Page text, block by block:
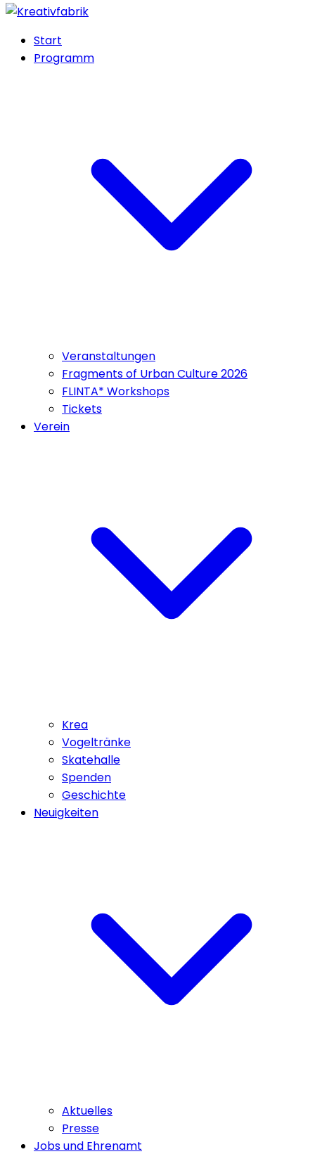
Start
Programm
Veranstaltungen
Fragments of Urban Culture 2026
FLINTA* Workshops
Tickets
Verein
Krea
Vogeltränke
Skatehalle
Spenden
Geschichte
Neuigkeiten
Aktuelles
Presse
Jobs und Ehrenamt